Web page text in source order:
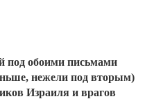
под обоими письмами
нежели под вторым)
Израиля и врагов